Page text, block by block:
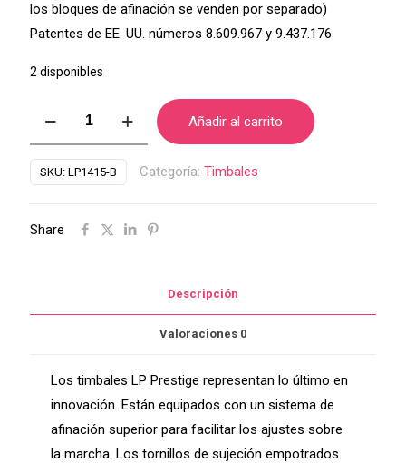
los bloques de afinación se venden por separado)
Patentes de EE. UU. números 8.609.967 y 9.437.176
2 disponibles
Prestige
de
y
Añadir al carrito
SKU: LP1415-B Categoría: Timbales
Share
Descripción
Valoraciones 0
Los timbales LP Prestige representan lo último en
innovación. Están equipados con un sistema de
afinación superior para facilitar los ajustes sobre
la marcha. Los tornillos de sujeción empotrados